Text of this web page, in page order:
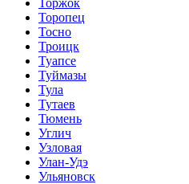
Торопец
Тосно
Троицк
Туапсе
Туймазы
Тула
Тутаев
Тюмень
Углич
Узловая
Улан-Удэ
Ульяновск